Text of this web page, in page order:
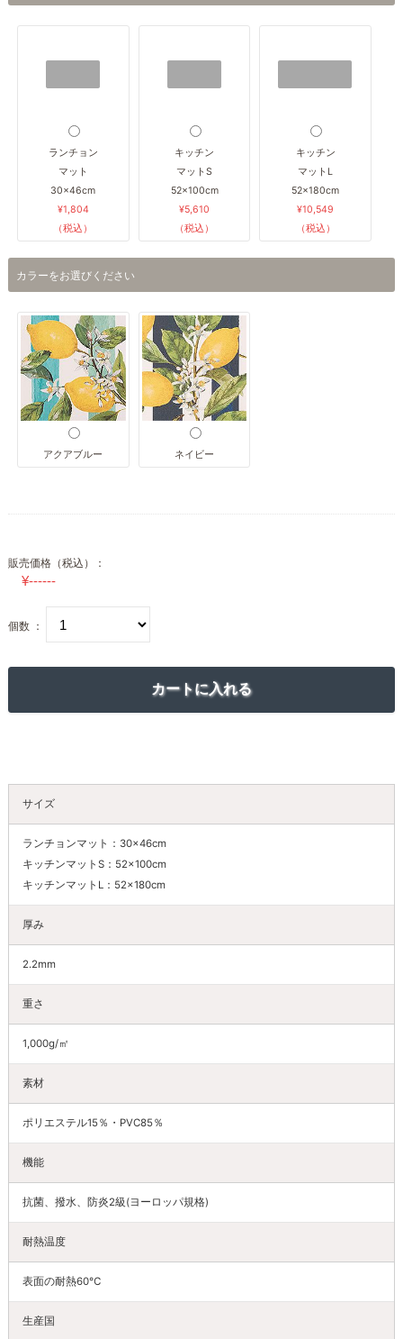
ランチョン
マット
30×46cm
¥1,804
（税込）
キッチン
マットS
52×100cm
¥5,610
（税込）
キッチン
マットL
52×180cm
¥10,549
（税込）
カラーをお選びください
アクアブルー ネイビー
販売価格（税込）：
個数 ：
サイズ
ランチョンマット：30×46cm
キッチンマットS：52×100cm
キッチンマットL：52×180cm
厚み
2.2mm
重さ
1,000g/㎡
素材
ポリエステル15％・PVC85％
機能
抗菌、撥水、防炎2級(ヨーロッパ規格)
耐熱温度
表面の耐熱60℃
生産国